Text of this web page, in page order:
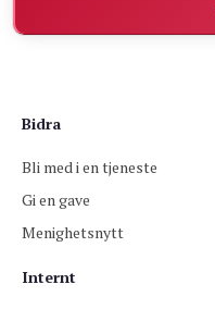
Bidra
Bli med i en tjeneste
Gi en gave
Menighetsnytt
Internt